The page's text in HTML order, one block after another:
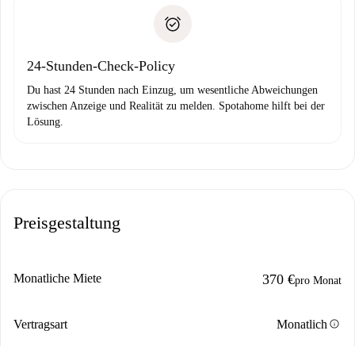
24-Stunden-Check-Policy
Du hast 24 Stunden nach Einzug, um wesentliche Abweichungen
zwischen Anzeige und Realität zu melden. Spotahome hilft bei der
Lösung.
Preisgestaltung
Monatliche Miete 370 €pro Monat
Vertragsart Monatlich info